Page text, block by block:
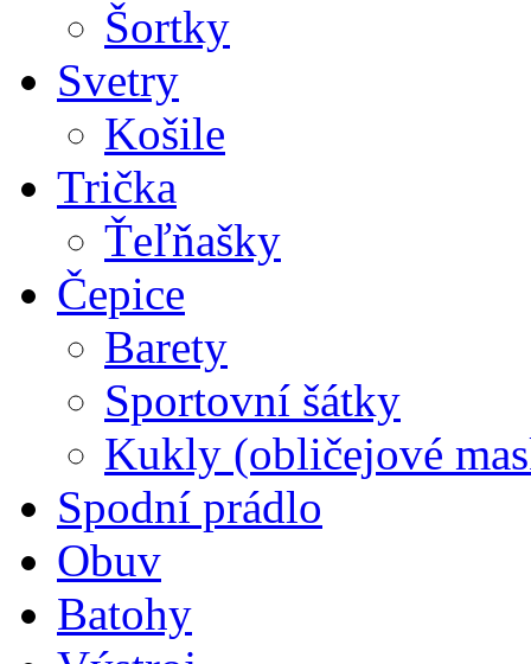
Šortky
Svetry
Košile
Trička
Ťeľňašky
Čepice
Barety
Sportovní šátky
Kukly (obličejové
Spodní prádlo
Obuv
Batohy